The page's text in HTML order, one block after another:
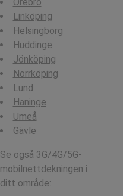
Linköping
Helsingborg
Huddinge
Jönköping
Norrköping
Lund
Haninge
Umeå
Gävle
Se også 3G/4G/5G-
mobilnettdekningen i
ditt område: